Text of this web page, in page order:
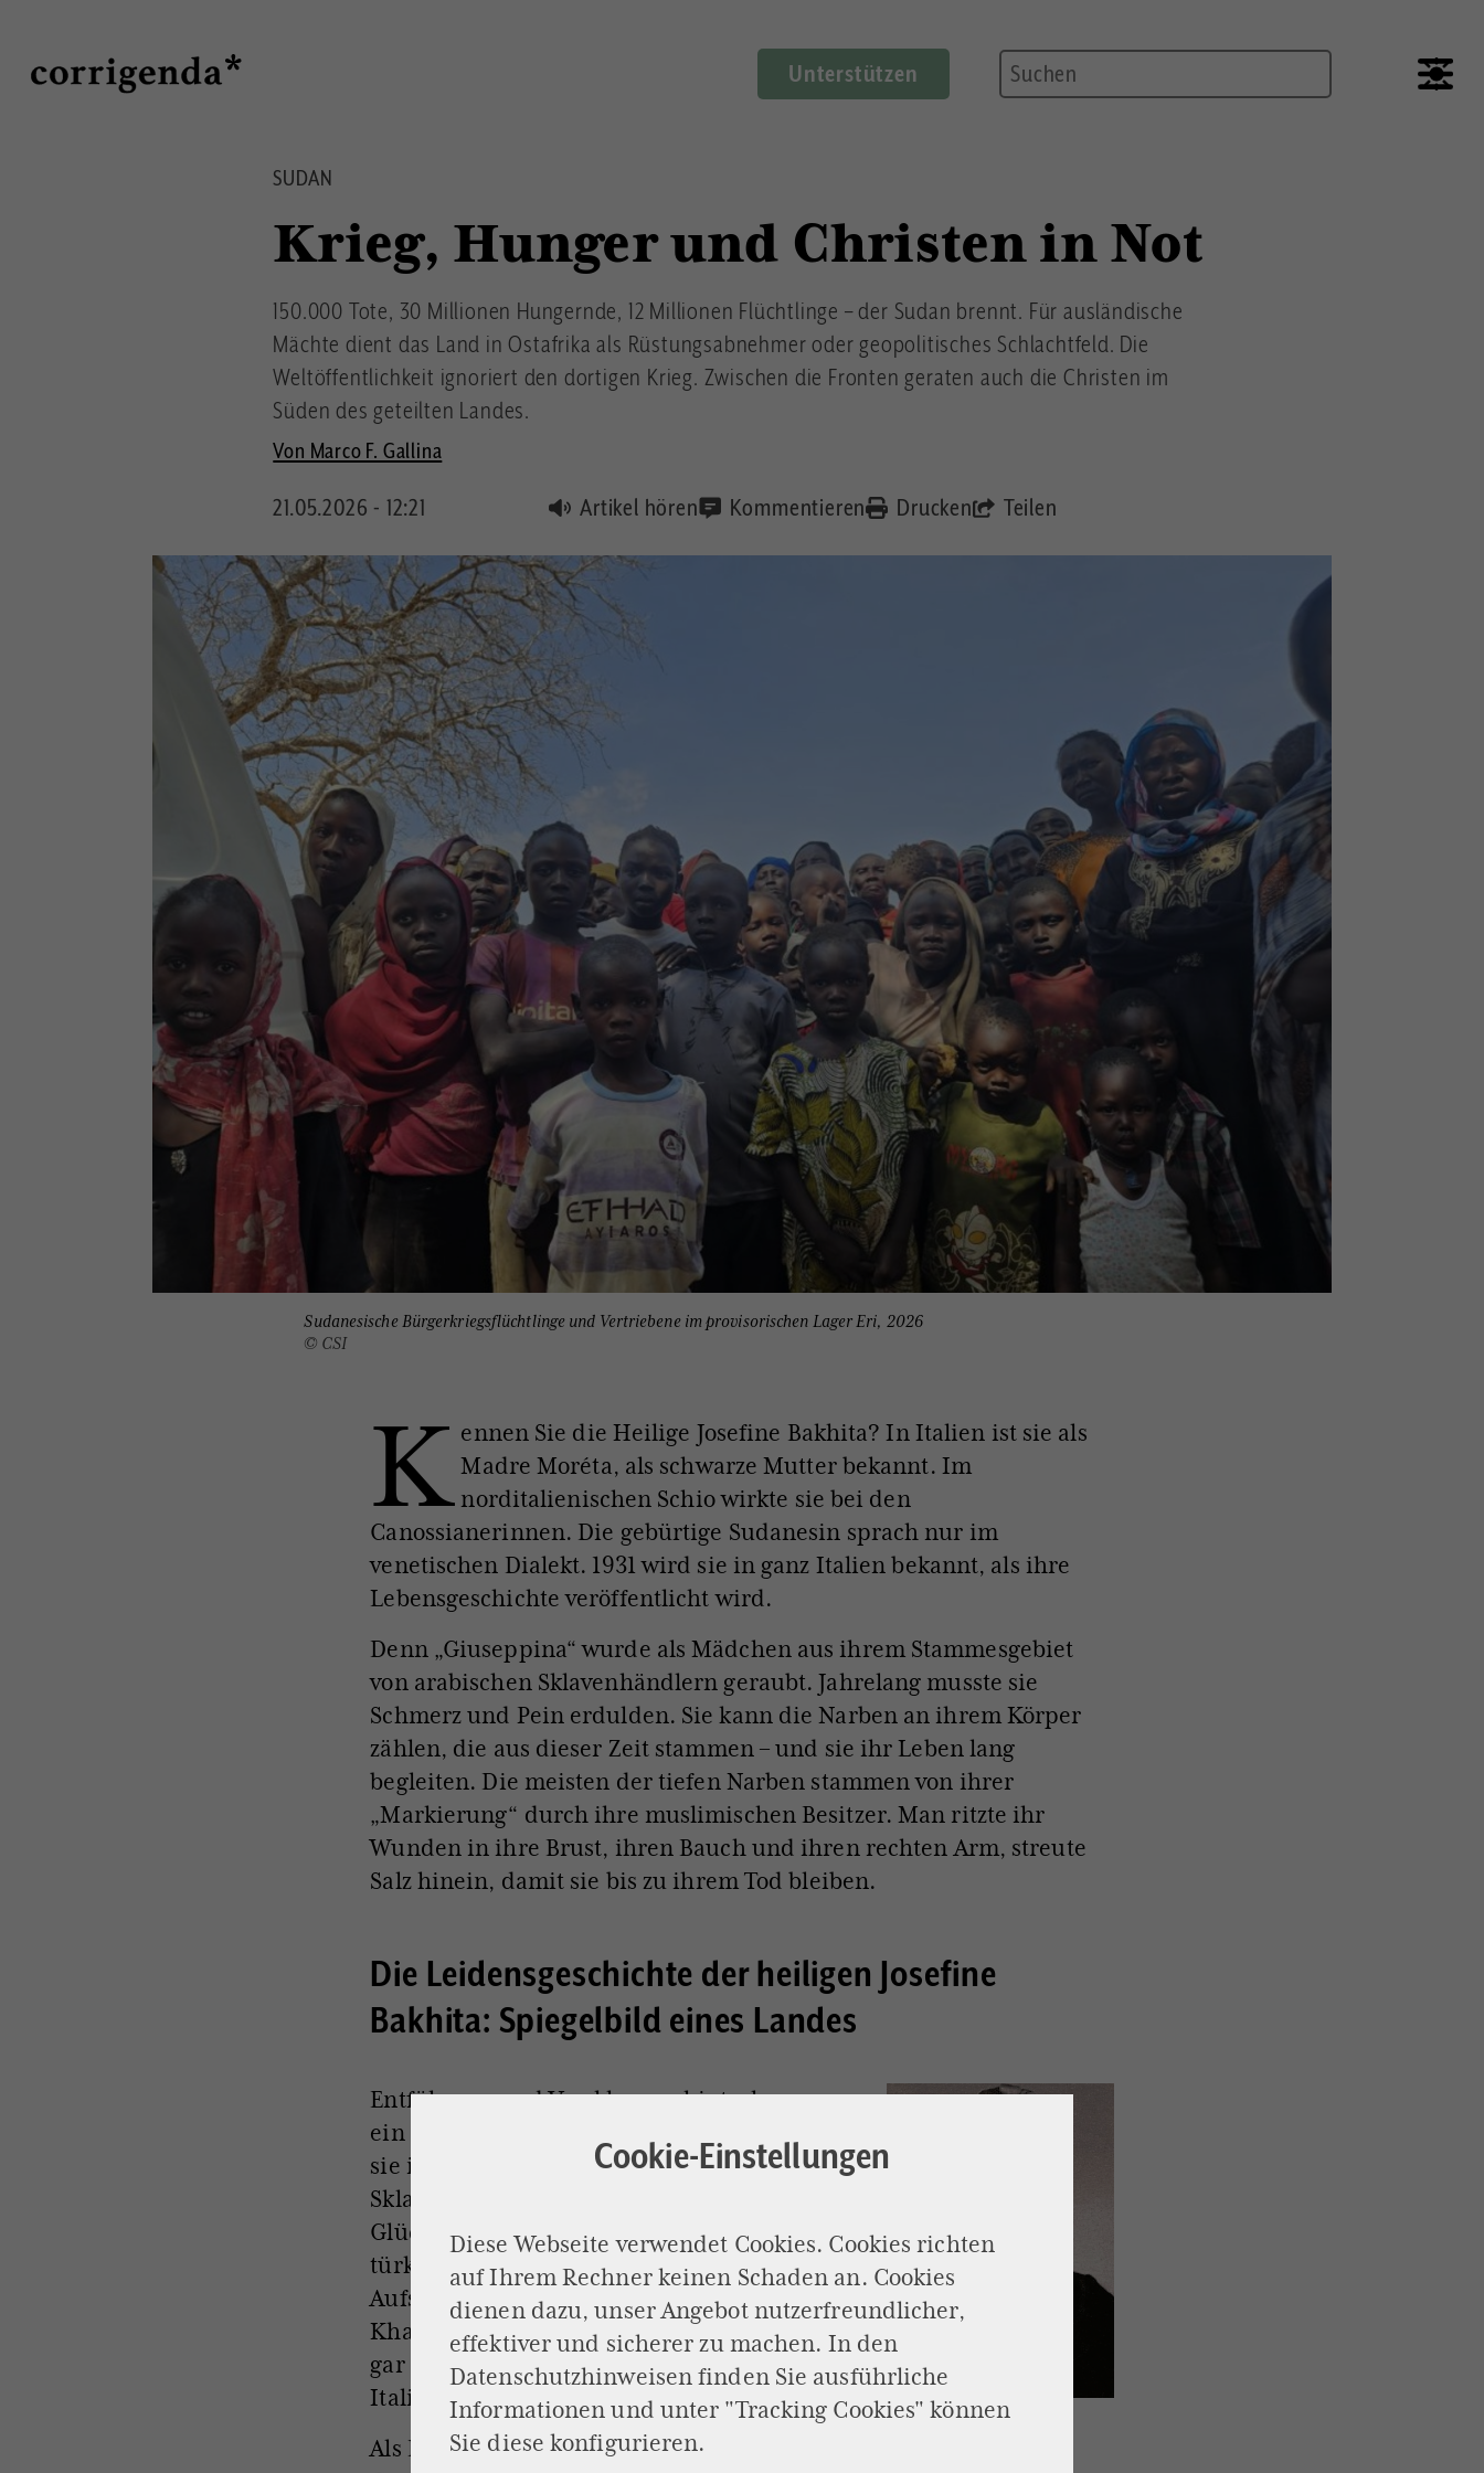
Inhalt
Suche
Unterstützen
SUDAN
Krieg, Hunger und Christen in Not
150.000 Tote, 30 Millionen Hungernde, 12 Millionen Flüchtlinge – der Sudan brennt. Für ausländische
Mächte dient das Land in Ostafrika als Rüstungsabnehmer oder geopolitisches Schlachtfeld. Die
Weltöffentlichkeit ignoriert den dortigen Krieg. Zwischen die Fronten geraten auch die Christen im
Süden des geteilten Landes.
Von Marco F. Gallina
21.05.2026 - 12:21 Artikel hören Kommentieren Drucken Teilen
Sudanesische Bürgerkriegsflüchtlinge und Vertriebene im provisorischen Lager Eri, 2026
© CSI
K ennen Sie die Heilige Josefine Bakhita? In Italien ist sie als
Madre Moréta, als schwarze Mutter bekannt. Im
norditalienischen Schio wirkte sie bei den
Canossianerinnen. Die gebürtige Sudanesin sprach nur im
venetischen Dialekt. 1931 wird sie in ganz Italien bekannt, als ihre
Lebensgeschichte veröffentlicht wird.
Denn „Giuseppina“ wurde als Mädchen aus ihrem Stammesgebiet
von arabischen Sklavenhändlern geraubt. Jahrelang musste sie
Schmerz und Pein erdulden. Sie kann die Narben an ihrem Körper
zählen, die aus dieser Zeit stammen – und sie ihr Leben lang
begleiten. Die meisten der tiefen Narben stammen von ihrer
„Markierung“ durch ihre muslimischen Besitzer. Man ritzte ihr
Wunden in ihre Brust, ihren Bauch und ihren rechten Arm, streute
Salz hinein, damit sie bis zu ihrem Tod bleiben.
Die Leidensgeschichte der heiligen Josefine
Bakhita: Spiegelbild eines Landes
Entführung und Versklavung hinterlassen
ein schweres Trauma. Es reicht so tief, dass
sie ihren Namen vergisst. Nur ihr
Sklavenname bleibt: Bakhita – „die
Glückliche“. Zuletzt dient sie einem
türkischen General. Der muss beim Mahdi-
Aufstand fliehen. Der italienische Konsul in
Khartum „kauft“ sie. Das ist aber eigentlich
gar nicht möglich, denn im Königreich
Italien gibt es keine Sklaverei.
Als Bakhita in Italien ankommt, kann sie vor
Cookie-Einstellungen
Diese Webseite verwendet Cookies. Cookies richten
auf Ihrem Rechner keinen Schaden an. Cookies
dienen dazu, unser Angebot nutzerfreundlicher,
effektiver und sicherer zu machen. In den
Datenschutzhinweisen finden Sie ausführliche
Informationen und unter "Tracking Cookies" können
Sie diese konfigurieren.